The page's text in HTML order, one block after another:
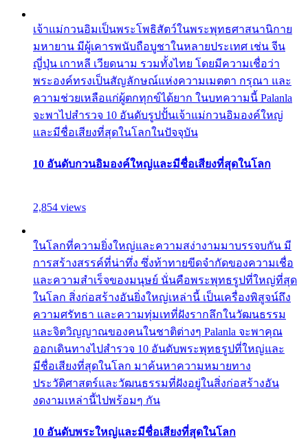
เจ้าแม่กวนอิมเป็นพระโพธิสัตว์ในพระพุทธศาสนานิกาย
มหายาน มีผู้เคารพนับถือบูชาในหลายประเทศ เช่น จีน
ญี่ปุ่น เกาหลี เวียดนาม รวมทั้งไทย โดยมีความเชื่อว่า
พระองค์ทรงเป็นสัญลักษณ์แห่งความเมตตา กรุณา และ
ความช่วยเหลือแก่ผู้ตกทุกข์ได้ยาก ในบทความนี้ Palanla
จะพาไปสำรวจ 10 อันดับรูปปั้นเจ้าแม่กวนอิมองค์ใหญ่
และมีชื่อเสียงที่สุดในโลกในปัจจุบัน
10 อันดับกวนอิมองค์ใหญ่และมีชื่อเสียงที่สุดในโลก
2,854 views
ในโลกที่ความยิ่งใหญ่และความสง่างามมาบรรจบกัน มี
การสร้างสรรค์ที่น่าทึ่ง ซึ่งท้าทายขีดจำกัดของความเชื่อ
และความสำเร็จของมนุษย์ นั่นคือพระพุทธรูปที่ใหญ่ที่สุด
ในโลก สิ่งก่อสร้างอันยิ่งใหญ่เหล่านี้ เป็นเครื่องพิสูจน์ถึง
ความศรัทธา และความทุ่มเทที่ฝังรากลึกในวัฒนธรรม
และจิตวิญญาณของคนในชาติต่างๆ Palanla จะพาคุณ
ออกเดินทางไปสำรวจ 10 อันดับพระพุทธรูปที่ใหญ่และ
มีชื่อเสียงที่สุดในโลก มาค้นหาความหมายทาง
ประวัติศาสตร์และวัฒนธรรมที่ฝังอยู่ในสิ่งก่อสร้างอัน
งดงามเหล่านี้ไปพร้อมๆ กัน
10 อันดับพระใหญ่และมีชื่อเสียงที่สุดในโลก